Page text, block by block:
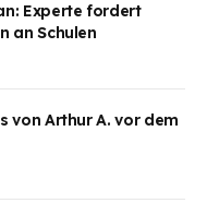
Experte fordert
an Schulen
von Arthur A. vor dem